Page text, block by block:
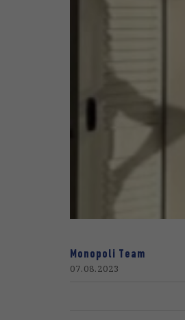
Monopoli Team
07.08.2023